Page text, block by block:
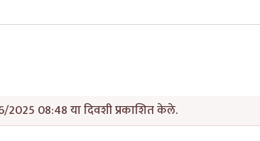
2025 08:48 या दिवशी प्रकाशित केले.